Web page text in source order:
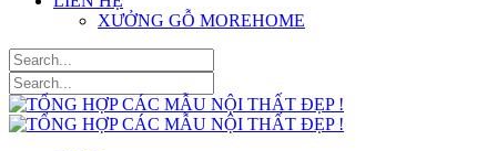
XƯỞNG GỖ MOREHOME